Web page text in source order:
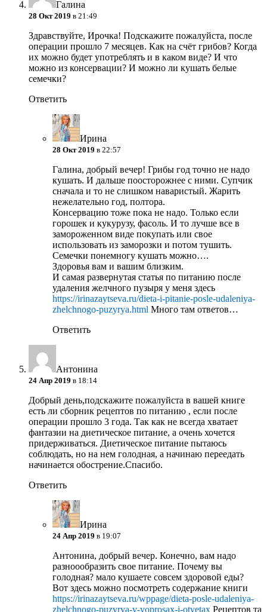
Галина
28 Окт 2019 в 21:49
Здравствуйте, Ирочка! Подскажите пожалуйста, после
операции прошло 7 месяцев. Как на счёт грибов? Когда
их можно будет употреблять и в каком виде? И что
можно из консервации? И можно ли кушать белые
семечки?
Ответить
Ирина
28 Окт 2019 в 22:57
Галина, добрый вечер! Грибы год точно не надо
кушать. И дальше поосторожнее с ними. Супчик
сначала и то не слишком наваристый. Жарить
нежелательно год, полтора.
Консервацию тоже пока не надо. Только если
горошек и кукурузу, фасоль. И то лучше все в
замороженном виде покупать или свое
использовать из заморозки и потом тушить.
Семечки понемногу кушать можно….
Здоровья вам и вашим близким.
И самая развернутая статья по питанию после
удаления желчного пузыря у меня здесь
https://irinazaytseva.ru/dieta-i-pitanie-posle-udaleniya-
zhelchnogo-puzyrya.html Много там ответов…
Ответить
Антонина
24 Апр 2019 в 18:14
Добрый день,подскажите пожалуйста в вашей книге
есть ли сборник рецептов по питанию , если после
операции прошло 3 года. Так как не всегда хватает
фантазии на диетическое питание, а очень хочется
придерживаться. Диетическое питание пытаюсь
соблюдать, но на нем голодная, а начинаю переедать
начинается обострение.Спасибо.
Ответить
Ирина
24 Апр 2019 в 19:07
Антонина, добрый вечер. Конечно, вам надо
разноообразить свое питание. Почему вы
голодная? мало кушаете совсем здоровой еды?
Вот здесь можно посмотреть содержание книги
https://irinazaytseva.ru/wppage/dieta-posle-udaleniya-
zhelchnogo-puzyrya-v-voprosax-i-otvetax Рецептов та